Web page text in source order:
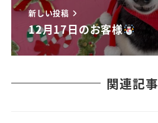
新しい投稿
12月17日のお客様
関連記事